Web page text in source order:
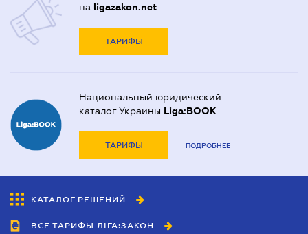
на ligazakon.net
ТАРИФЫ
Национальный юридический
каталог Украины Liga:BOOK
ТАРИФЫ ПОДРОБНЕЕ
КАТАЛОГ РЕШЕНИЙ
ВСЕ ТАРИФЫ ЛІГА:ЗАКОН